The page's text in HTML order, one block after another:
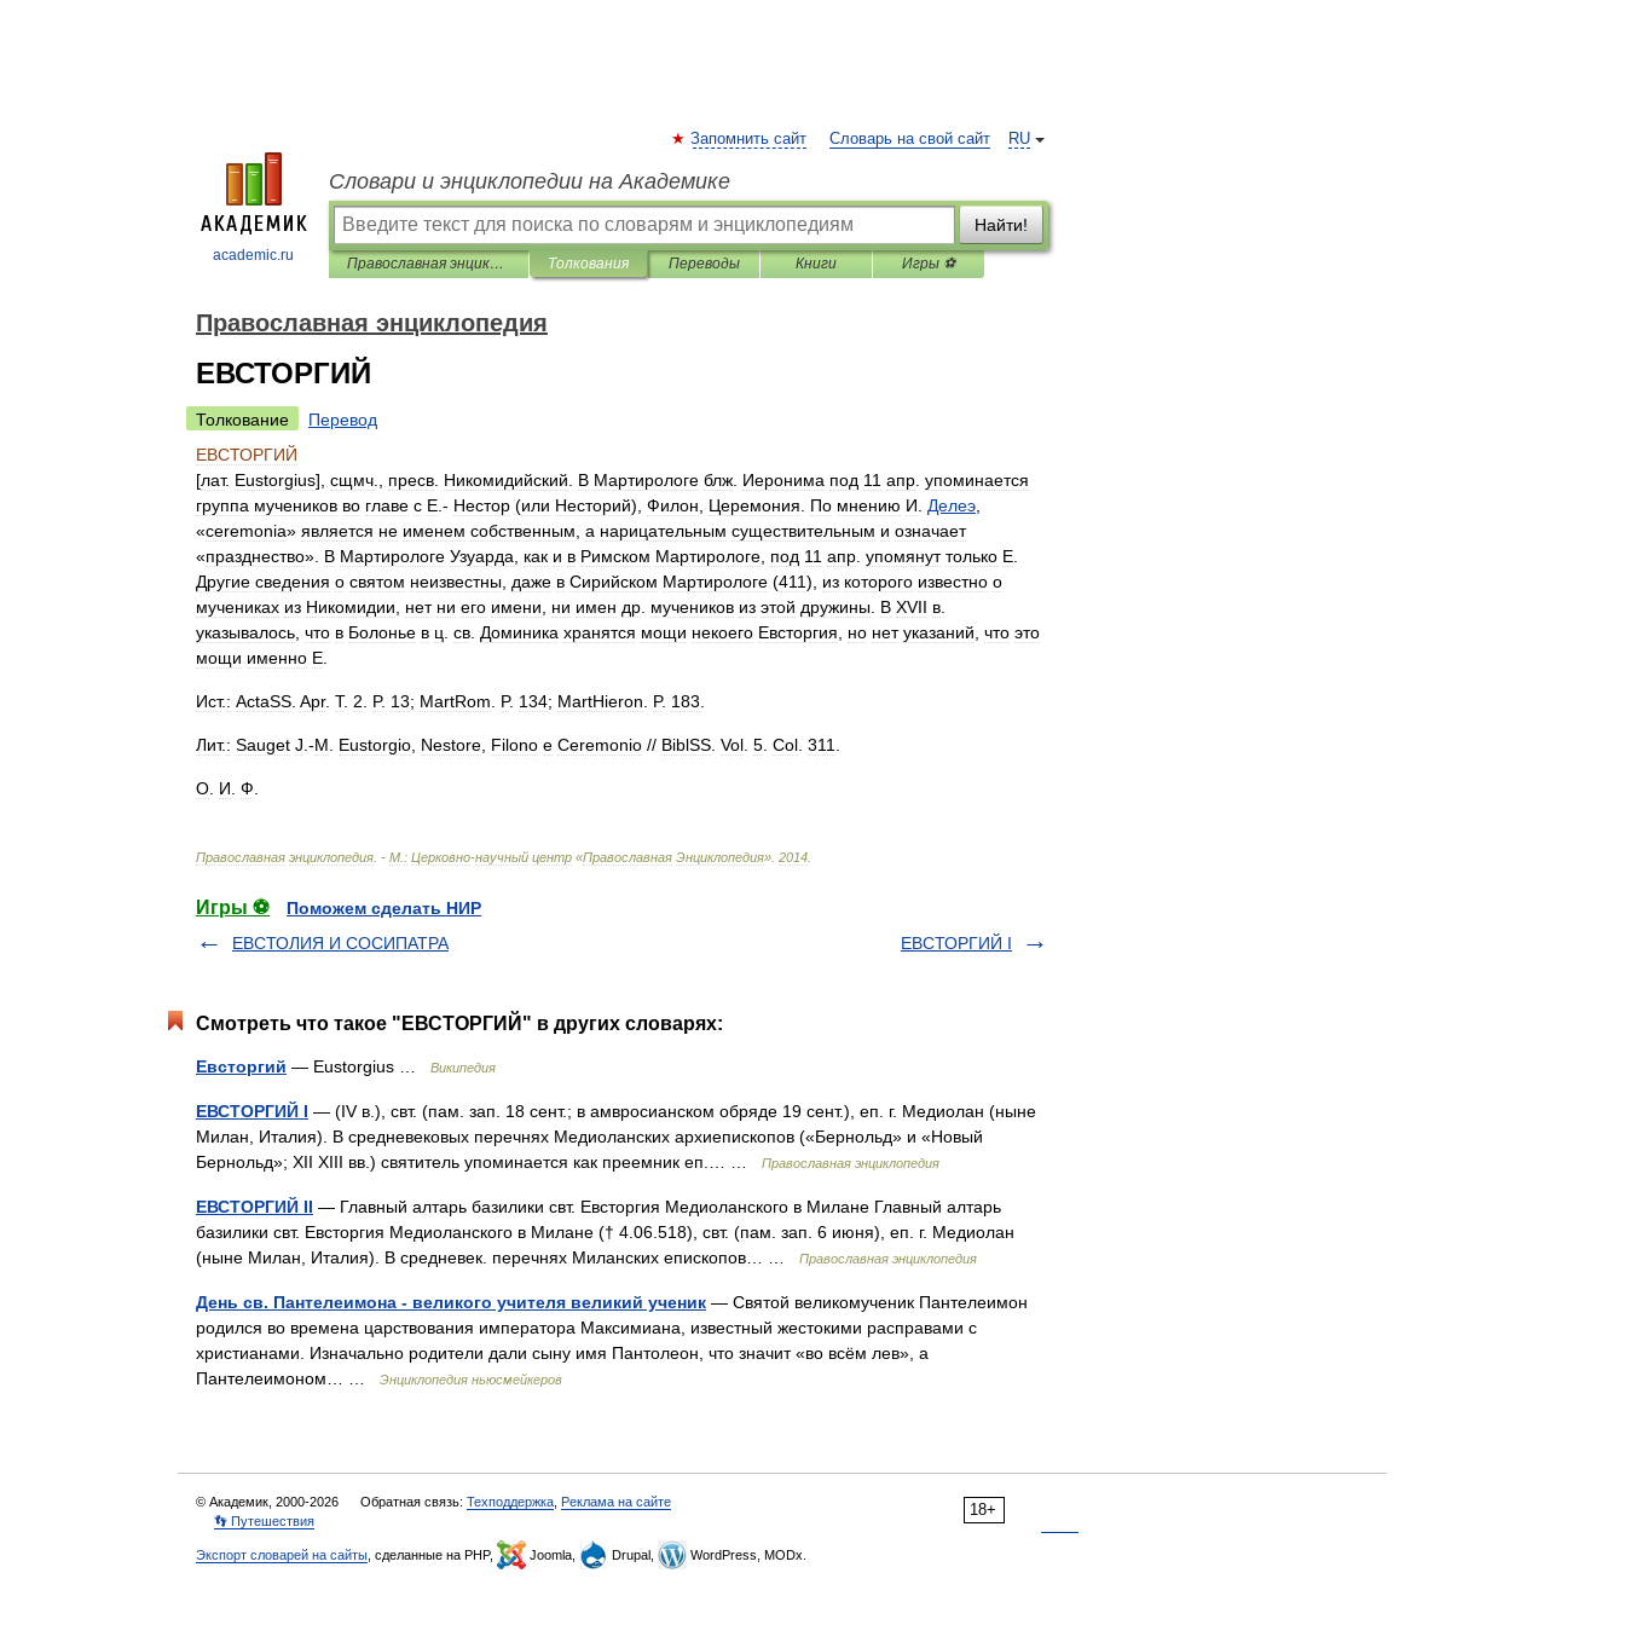
academic.ru
RU
Запомнить сайт Словарь на свой сайт
Словари и энциклопедии на Академике
Найти!
Православная энциклопедия Толкования Переводы Книги Игры ⚽
Православная энциклопедия
ЕВСТОРГИЙ
Толкование
Перевод
ЕВСТОРГИЙ
[лат. Eustorgius], сщмч пресв Никомидийский В Мартирологе блж Иеронима под 11 апр упоминается
группа мучеников во главе с Е .- Нестор (или Несторий), Филон Церемония По мнению И Делеэ
«ceremonia» является не именем собственным а нарицательным существительным и означает
«празднество». В Мартирологе Узуарда как и в Римском Мартирологе под 11 апр упомянут только Е
Другие сведения о святом неизвестны даже в Сирийском Мартирологе (411), из которого известно о
мучениках из Никомидии нет ни его имени ни имен др мучеников из этой дружины В XVII в
указывалось что в Болонье в ц св Доминика хранятся мощи некоего Евсторгия но нет указаний что это
мощи именно Е
Ист.: ActaSS Apr. T. 2 P. 13; MartRom P. 134; MartHieron P. 183
Лит.: Sauget J .-M Eustorgio Nestore Filono e Ceremonio // BiblSS Vol 5 Col 311
О И Ф
Православная энциклопедия . - М : Церковно-научный центр «Православная Энциклопедия» 2014
Игры ⚽
Поможем сделать НИР
ЕВСТОЛИЯ И СОСИПАТРА
ЕВСТОРГИЙ I
Смотреть что такое "ЕВСТОРГИЙ" в других словарях:
Евсторгий — Eustorgius … Википедия
ЕВСТОРГИЙ I — (IV в.), свт. (пам. зап. 18 сент.; в амвросианском обряде 19 сент.), еп. г. Медиолан (ныне
Милан, Италия). В средневековых перечнях Медиоланских архиепископов («Бернольд» и «Новый
Бернольд»; XII XIII вв.) святитель упоминается как преемник еп.… …
Православная энциклопедия
ЕВСТОРГИЙ II — Главный алтарь базилики свт. Евсторгия Медиоланского в Милане Главный алтарь
базилики свт. Евсторгия Медиоланского в Милане († 4.06.518), свт. (пам. зап. 6 июня), еп. г. Медиолан
(ныне Милан, Италия). В средневек. перечнях Миланских епископов… …
Православная энциклопедия
День св. Пантелеимона - великого учителя великий ученик — Святой великомученик Пантелеимон
родился во времена царствования императора Максимиана, известный жестокими расправами с
христианами. Изначально родители дали сыну имя Пантолеон, что значит «во всём лев», а
Пантелеимоном… …
Энциклопедия ньюсмейкеров
18+
© Академик, 2000-2026 Обратная связь: Техподдержка Реклама на сайте
👣 Путешествия
Экспорт словарей на сайты , сделанные на PHP, Joomla, Drupal, WordPress, MODx.